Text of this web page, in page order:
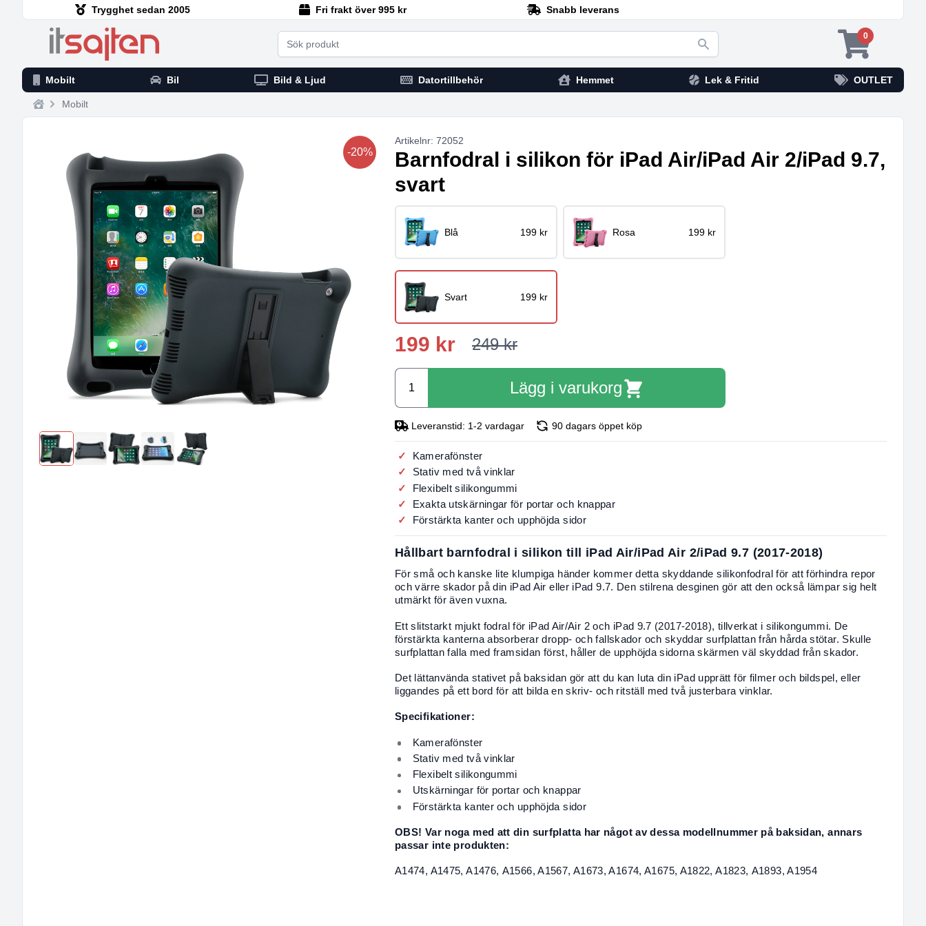
Trygghet sedan 2005 Fri frakt över 995 kr Snabb leverans
Search 0
Mobilt Bil Bild & Ljud Datortillbehör Hemmet Lek & Fritid OUTLET
Home
Mobilt
-20%
Blå 199 kr Rosa 199 kr
Svart 199 kr
Artikelnr: 72052
Barnfodral i silikon för iPad Air/iPad Air 2/iPad 9.7,
svart
199 kr 249 kr
Lägg i varukorg
Leveranstid: 1-2 vardagar 90 dagars öppet köp
Kamerafönster
Stativ med två vinklar
Flexibelt silikongummi
Exakta utskärningar för portar och knappar
Förstärkta kanter och upphöjda sidor
Hållbart barnfodral i silikon till iPad Air/iPad Air 2/iPad 9.7 (2017-2018)
För små och kanske lite klumpiga händer kommer detta skyddande silikonfodral för att förhindra repor
och värre skador på din iPad Air eller iPad 9.7. Den stilrena desginen gör att den också lämpar sig helt
utmärkt för även vuxna.
Ett slitstarkt mjukt fodral för iPad Air/Air 2 och iPad 9.7 (2017-2018), tillverkat i silikongummi. De
förstärkta kanterna absorberar dropp- och fallskador och skyddar surfplattan från hårda stötar. Skulle
surfplattan falla med framsidan först, håller de upphöjda sidorna skärmen väl skyddad från skador.
Det lättanvända stativet på baksidan gör att du kan luta din iPad upprätt för filmer och bildspel, eller
liggandes på ett bord för att bilda en skriv- och ritställ med två justerbara vinklar.
Specifikationer:
Kamerafönster
Stativ med två vinklar
Flexibelt silikongummi
Utskärningar för portar och knappar
Förstärkta kanter och upphöjda sidor
OBS! Var noga med att din surfplatta har något av dessa modellnummer på baksidan, annars
passar inte produkten:
A1474, A1475, A1476, A1566, A1567, A1673, A1674, A1675, A1822, A1823, A1893, A1954